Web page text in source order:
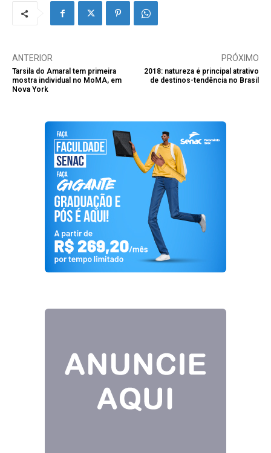
ANTERIOR
Tarsila do Amaral tem primeira
mostra individual no MoMA, em
Nova York
PRÓXIMO
2018: natureza é principal atrativo
de destinos-tendência no Brasil